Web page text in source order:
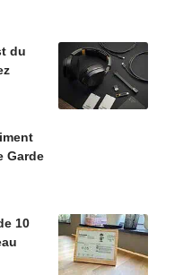
du
Garde
10